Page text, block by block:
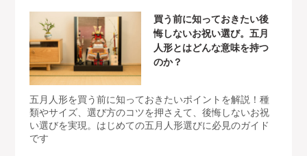
買う前に知っておきたい後
悔しないお祝い選び。五月
人形とはどんな意味を持つ
のか？
五月人形を買う前に知っておきたいポイントを解説！種
類やサイズ、選び方のコツを押さえて、後悔しないお祝
い選びを実現。はじめての五月人形選びに必見のガイド
です